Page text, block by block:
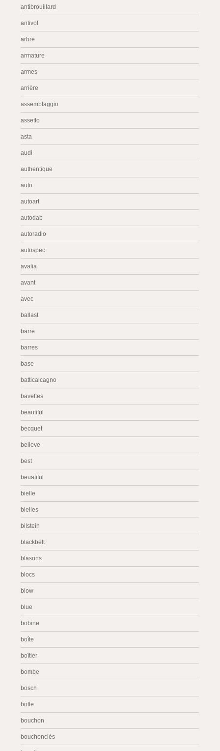
antibrouillard
antivol
arbre
armature
armes
arrière
assemblaggio
assetto
asta
audi
authentique
auto
autoart
autodab
autoradio
autospec
avalia
avant
avec
ballast
barre
barres
base
batticalcagno
bavettes
beautiful
becquet
believe
best
beuatiful
bielle
bielles
bilstein
blackbelt
blasons
blocs
blow
blue
bobine
boîte
boîtier
bombe
bosch
botte
bouchon
bouchonclés